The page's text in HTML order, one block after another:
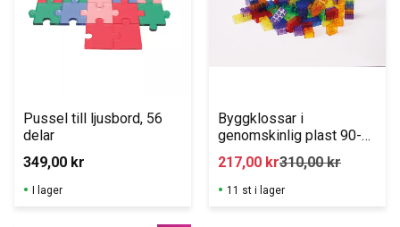
Pussel till ljusbord, 56
delar
349,00 kr
I lager
Byggklossar i
genomskinlig plast 90-
pack
217,00 kr310,00kr
11 st i lager